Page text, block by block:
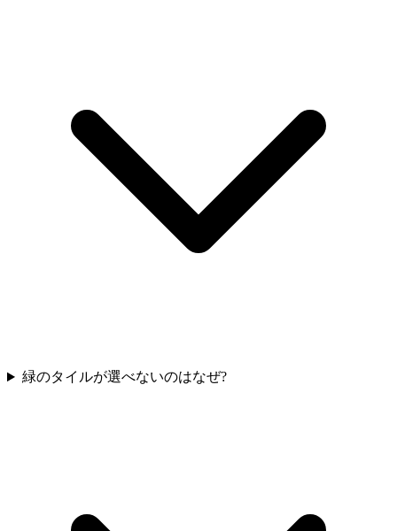
緑のタイルが選べないのはなぜ?